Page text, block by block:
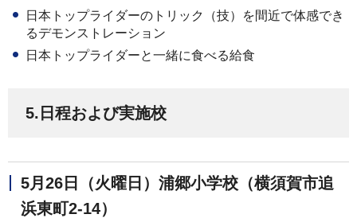
日本トップライダーのトリック（技）を間近で体感でき
るデモンストレーション
日本トップライダーと一緒に食べる給食
5.日程および実施校
5月26日（火曜日）浦郷小学校（横須賀市追
浜東町2-14）